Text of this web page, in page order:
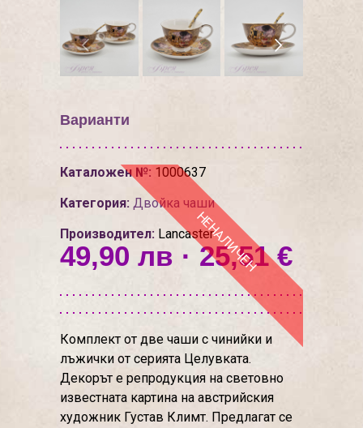
Варианти
Каталожен №: 1000637
Категория: Двойкa чаши
Производител: Lancaster
49,90 лв · 25,51 €
НЕНАЛИЧЕН
Комплект от две чаши с чинийки и
лъжички от серията Целувката.
Декорът е репродукция на световно
известната картина на австрийския
художник Густав Климт. Предлагат се